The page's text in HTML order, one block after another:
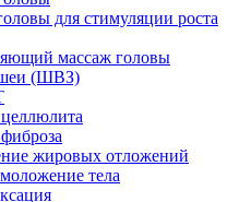
для стимуляции роста
массаж головы
(ШВЗ)
жировых отложений
тела